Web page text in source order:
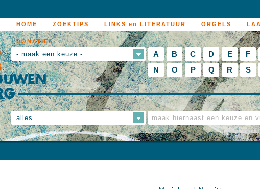
HOME ZOEKTIPS LINKS en LITERATUUR ORGELS
DONATIES
- maak een keuze - A B C D E F
N
O P Q R S
alles